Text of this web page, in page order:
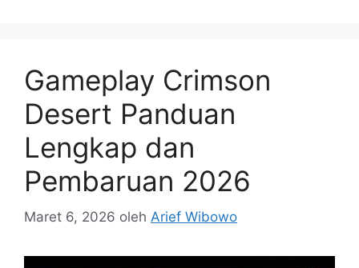
Gameplay Crimson
Desert Panduan
Lengkap dan
Pembaruan 2026
Maret 6, 2026 oleh Arief Wibowo